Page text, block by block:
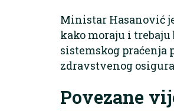
Ministar Hasanović
kako moraju i
sistemskog praćenja
zdravstvenog
Povezane